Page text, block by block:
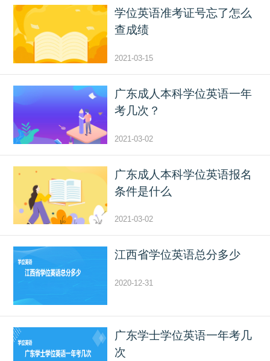
学位英语准考证号忘了怎么
查成绩
2021-03-15
广东成人本科学位英语一年
考几次？
2021-03-02
广东成人本科学位英语报名
条件是什么
2021-03-02
江西省学位英语总分多少
2020-12-31
广东学士学位英语一年考几
次